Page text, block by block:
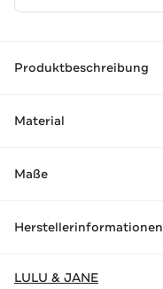
Produktbeschreibung
Material
Maße
Herstellerinformationen
LULU & JANE